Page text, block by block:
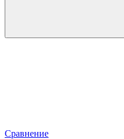
Сравнение